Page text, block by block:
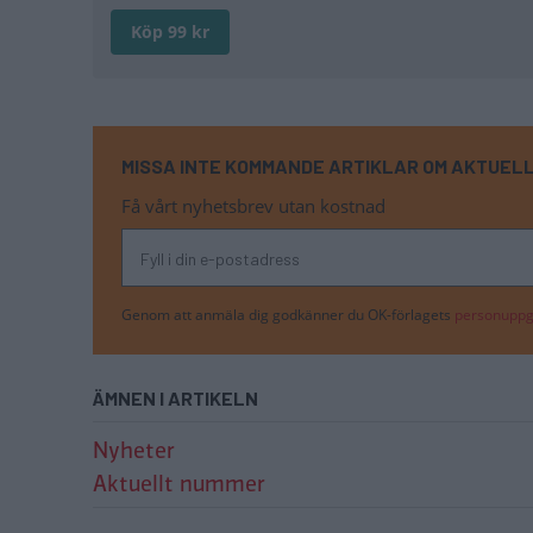
Köp 99 kr
MISSA INTE KOMMANDE ARTIKLAR OM
Få vårt nyhetsbrev utan kostnad
Genom att anmäla dig godkänner du OK-förlagets
ÄMNEN I ARTIKELN
Nyheter
Aktuellt nummer